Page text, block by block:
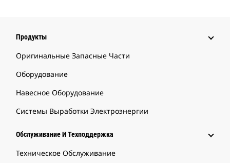
Продукты
Оригинальные Запасные Части
Оборудование
Навесное Оборудование
Системы Выработки Электроэнергии
Обслуживание И Техподдержка
Техническое Обслуживание